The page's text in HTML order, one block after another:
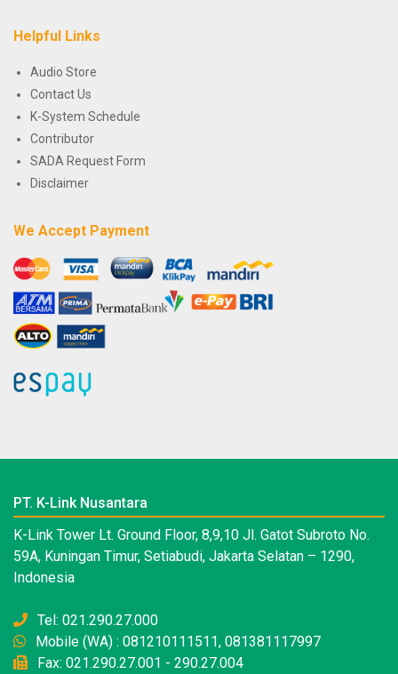
Helpful Links
Audio Store
Contact Us
K-System Schedule
Contributor
SADA Request Form
Disclaimer
We Accept Payment
PT. K-Link Nusantara
K-Link Tower Lt. Ground Floor, 8,9,10 Jl. Gatot Subroto No.
59A, Kuningan Timur, Setiabudi, Jakarta Selatan – 1290,
Indonesia
Tel: 021.290.27.000
Mobile (WA) : 081210111511, 081381117997
Fax: 021.290.27.001 - 290.27.004